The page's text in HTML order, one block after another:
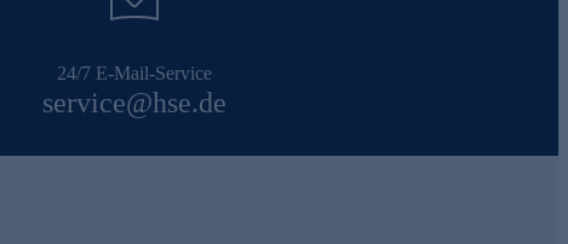
24/7 E-Mail-Service
service@hse.de